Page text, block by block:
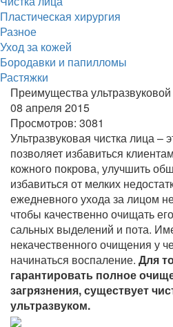
Пластическая хирургия
Разное
Уход за кожей
Бородавки и папилломы
Растяжки
Преимущества ультразвуковой
08 апреля 2015
Просмотров: 3081
Ультразвуковая чистка лица –
позволяет избавиться
кожного покрова, улучшить
избавиться от мелких
ежедневного ухода за лицом
чтобы качественно очищать
сальных выделений и пота.
некачественного очищения у
начинаться воспаление. Для
гарантировать полное
загрязнения, существует
ультразвуком.